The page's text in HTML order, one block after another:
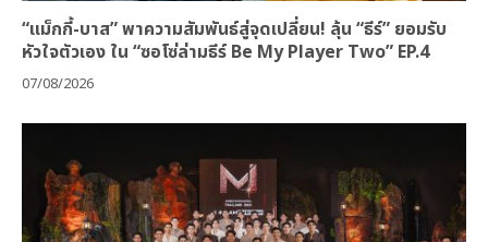
“แม็กกี้-บาส” พาความสัมพันธ์สู่จุดเปลี่ยน! ลุ้น “ธีร์” ยอมรับ
หัวใจตัวเอง ใน “ซอโซ่ล่ามธีร์ Be My Player Two” EP.4
07/08/2026